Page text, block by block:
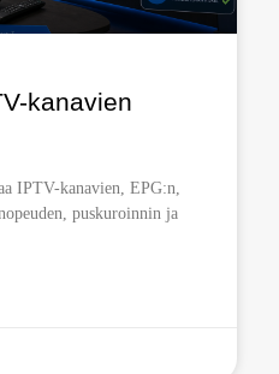
kanavien
IPTV-kanavien, EPG:n,
puskuroinnin ja